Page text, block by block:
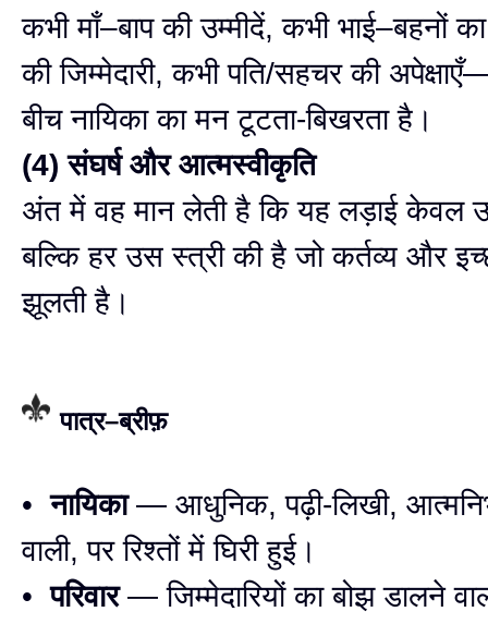
कभी माँ–बाप की उम्मीदें, कभी भाई–बहनों
की जिम्मेदारी, कभी पति/सहचर की
बीच नायिका का मन टूटता-बिखरता है।
(4) संघर्ष और आत्मस्वीकृति
अंत में वह मान लेती है कि यह लड़ाई केवल
बल्कि हर उस स्त्री की है जो कर्तव्य और
झूलती है।
पात्र–ब्रीफ़
•नायिका— आधुनिक, पढ़ी-लिखी,
वाली, पर रिश्तों में घिरी हुई।
•परिवार— जिम्मेदारियों का बोझ डालने